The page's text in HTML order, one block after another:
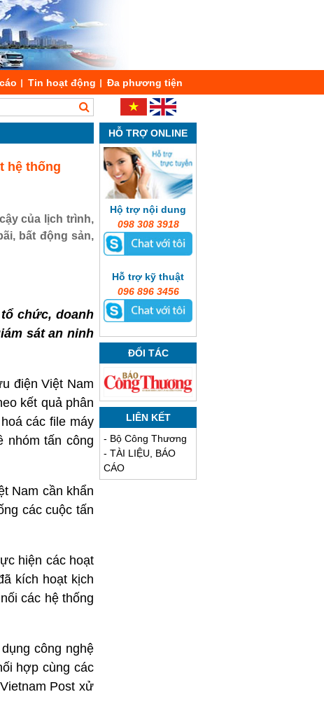
Tin hoạt động Đa phương tiện
hệ thống
của lịch trình,
bất động sản,
chức, doanh
sát an ninh
điện Việt Nam
kết quả phân
các file máy
nhóm tấn công
Nam cần khẩn
các cuộc tấn
hiện các hoạt
kích hoạt kịch
các hệ thống
công nghệ
hợp cùng các
Post xử
HỖ TRỢ ONLINE
Hộ trợ nội dung
098 308 3918
Hỗ trợ kỹ thuật
096 896 3456
ĐỐI TÁC
LIÊN KẾT
- Bộ Công Thương
- TÀI LIỆU, BÁO
CÁO